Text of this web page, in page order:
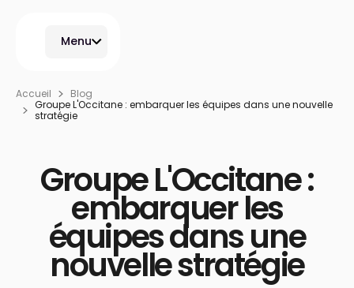
Menu
Accueil
Blog
Groupe L'Occitane : embarquer les équipes dans une nouvelle
stratégie
Groupe L'Occitane :
embarquer les
équipes dans une
nouvelle stratégie